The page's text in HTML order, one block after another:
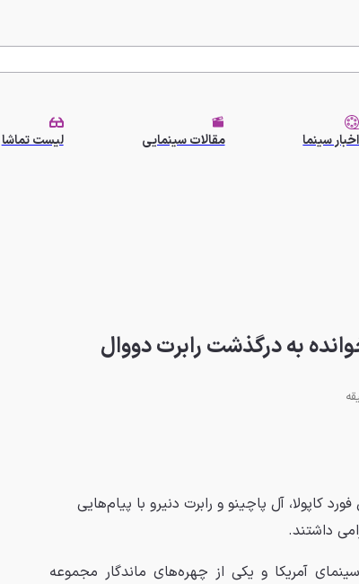
اخبار سینما مقالات سینمایی لیست تماشا
به درگذشت رابرت دووال
۹۵ سالگی، فرانسیس فورد کاپولا، آل پاچینو و رابرت دنیرو با پیام‌هایی
داشتند.
آمریکا و یکی از چهره‌های ماندگار مجموعه